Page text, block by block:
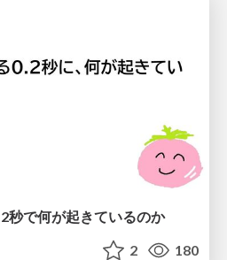
秒で何が起きているのか
2 180